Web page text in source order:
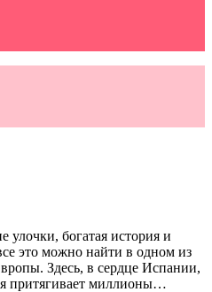
улочки, богатая история и
это можно найти в одном из
Здесь, в сердце Испании,
притягивает миллионы…